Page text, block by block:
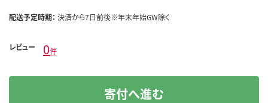
配送予定時期： 決済から7日前後※年末年始GW除く
レビュー 0件
寄付へ進む